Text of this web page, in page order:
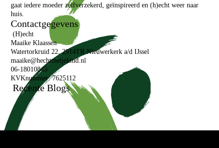
gaat iedere moeder zelfverzekerd, geïnspireerd en (h)echt weer naar
huis.
Contactgegevens
(H)echt
Maaike Klaassen
Watertorkruid 22, 2914TR Nieuwerkerk a/d IJssel
maaike@hechtmetjekind.nl
06-18010845
KVKnummer: 7625112
Recente Blogs